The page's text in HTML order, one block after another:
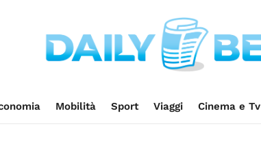
Mobilità Sport Viaggi Cinema e Tv